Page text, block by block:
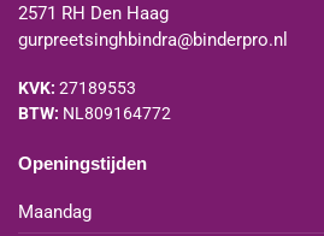
2571 RH Den Haag
gurpreetsinghbindra@binderpro.nl
KVK: 27189553
BTW: NL809164772
Openingstijden
Maandag